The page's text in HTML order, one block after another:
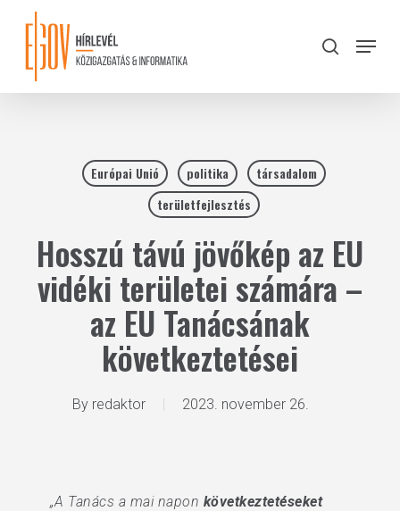
content
search
Menu
Európai Unió politika
társadalom
területfejlesztés
Hosszú távú jövőkép az EU
vidéki területei számára –
az EU Tanácsának
következtetései
By redaktor 2023. november 26.
„A Tanács a mai napon következtetéseket
Close